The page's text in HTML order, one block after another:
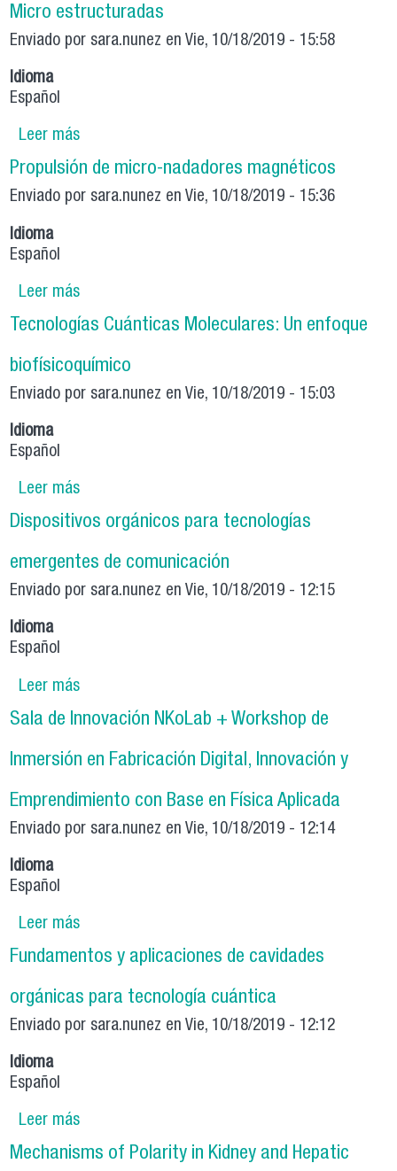
Micro estructuradas
Enviado porsara.nunez en Vie, 10/18/2019 - 15:58
Idioma
Español
Leer mássobre Espectroscopia Confocal Raman asistida
por Microscopia de Fuerza Atómica: Superficie
Nano y Micro estructuradas
Propulsión de micro-nadadores magnéticos
Enviado porsara.nunez en Vie, 10/18/2019 - 15:36
Idioma
Español
Leer mássobre Propulsión de micro-nadadores
magnéticos
Tecnologías Cuánticas Moleculares: Un enfoque
biofísicoquímico
Enviado porsara.nunez en Vie, 10/18/2019 - 15:03
Idioma
Español
Leer mássobre Tecnologías Cuánticas Moleculares: Un
enfoque biofísicoquímico
Dispositivos orgánicos para tecnologías
emergentes de comunicación
Enviado porsara.nunez en Vie, 10/18/2019 - 12:15
Idioma
Español
Leer mássobre Dispositivos orgánicos para tecnologías
emergentes de comunicación
Sala de Innovación NKoLab + Workshop de
Inmersión en Fabricación Digital, Innovación y
Emprendimiento con Base en Física Aplicada
Enviado porsara.nunez en Vie, 10/18/2019 - 12:14
Idioma
Español
Leer mássobre Sala de Innovación NKoLab + Workshop
de Inmersión en Fabricación Digital, Innovación
y Emprendimiento con Base en Física Aplicada
Fundamentos y aplicaciones de cavidades
orgánicas para tecnología cuántica
Enviado porsara.nunez en Vie, 10/18/2019 - 12:12
Idioma
Español
Leer mássobre Fundamentos y aplicaciones de
cavidades orgánicas para tecnología cuántica
Mechanisms of Polarity in Kidney and Hepatic